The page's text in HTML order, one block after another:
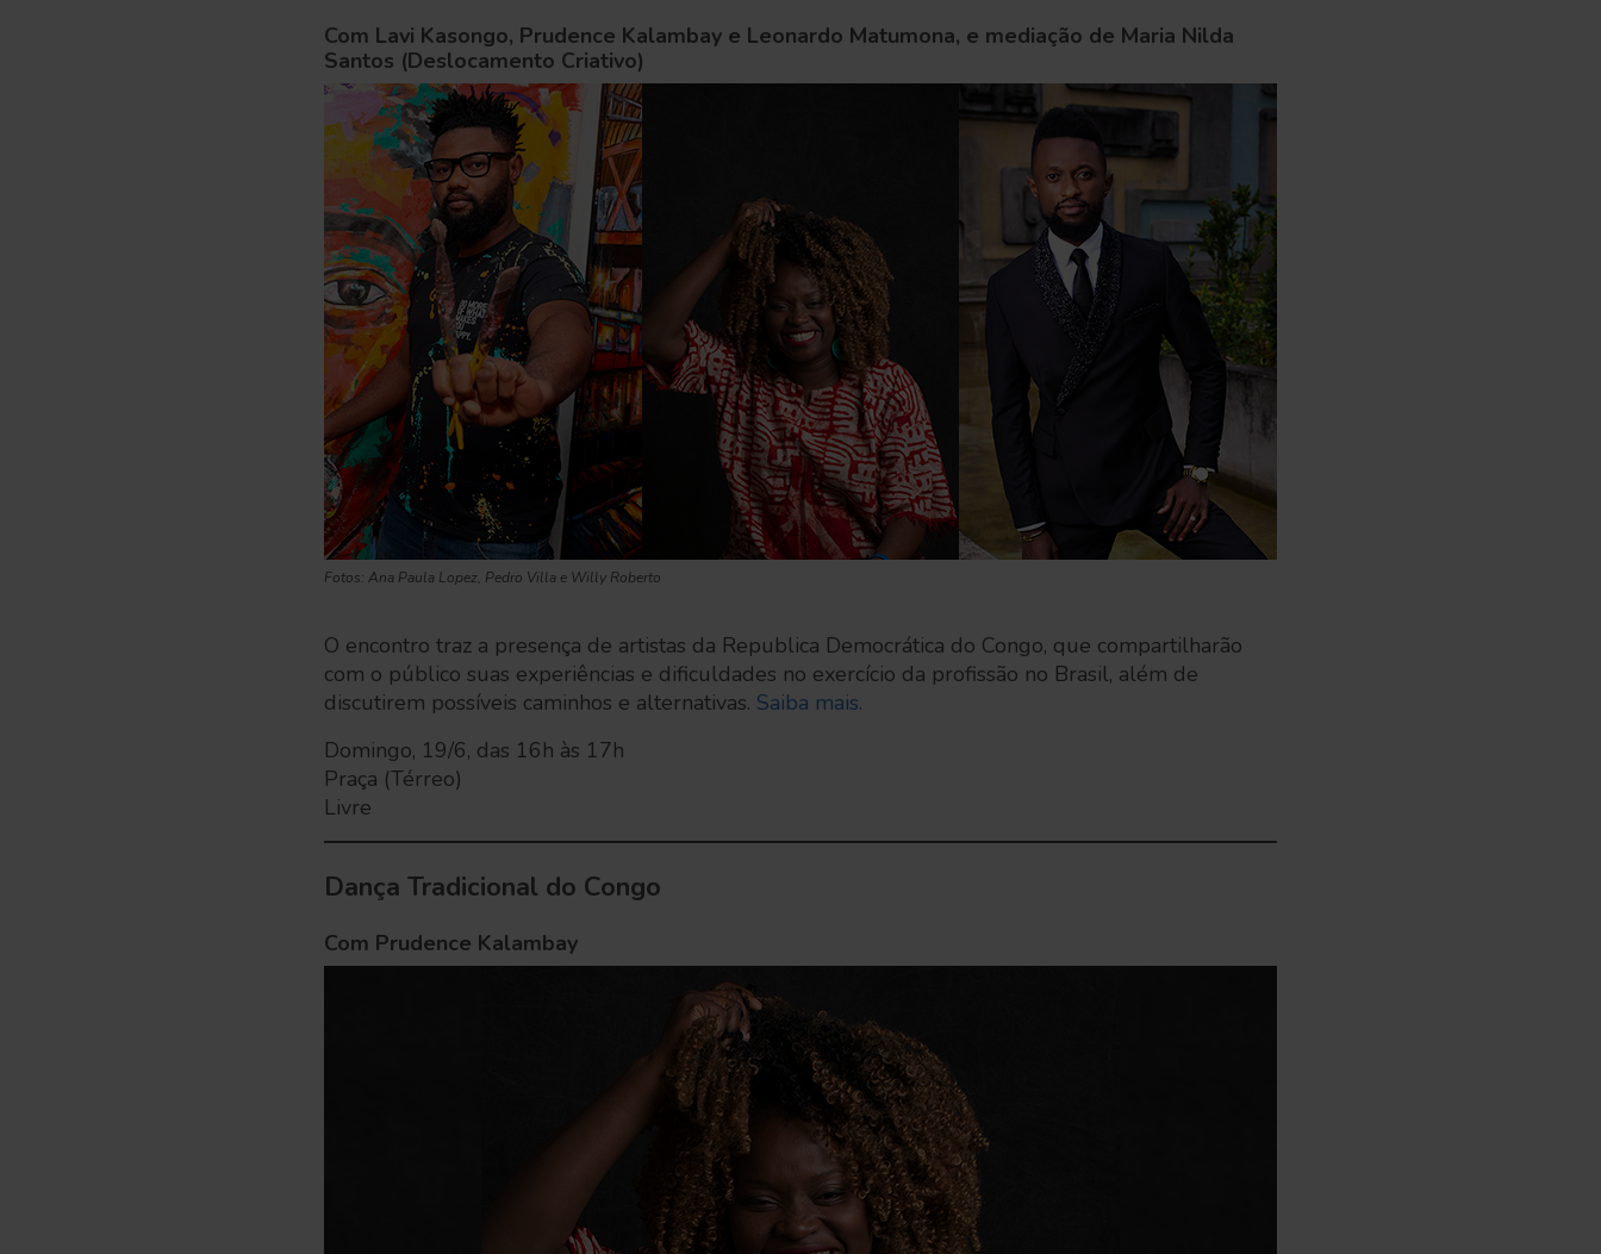
Com Lavi Kasongo, Prudence Kalambay e Leonardo Matumona, e mediação de Maria Nilda
Santos (Deslocamento Criativo)
Fotos: Ana Paula Lopez, Pedro Villa e Willy Roberto
O encontro traz a presença de artistas da Republica Democrática do Congo, que compartilharão
com o público suas experiências e dificuldades no exercício da profissão no Brasil, além de
discutirem possíveis caminhos e alternativas. Saiba mais.
Domingo, 19/6, das 16h às 17h
Praça (Térreo)
Livre
Dança Tradicional do Congo
Com Prudence Kalambay